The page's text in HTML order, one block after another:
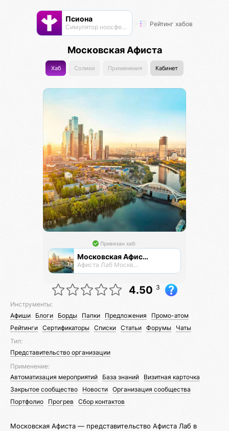
Псиона
Cимулятор ноосферы Рейтинг хабов
Московская Афиста
Хаб Солики Применения Кабинет
Привязан хаб:
Московская Афиста
Афиста Лаб Москвы и Подпосковья
4.50 3
Инструменты:
Афиши
Блоги Борды Папки Предложения
Промо-атом
Рейтинги Сертификаторы Списки Статьи Форумы
Чаты
Тип:
Представительство организации
Применение:
Автоматизация мероприятий
База знаний
Визитная карточка
Закрытое сообщество
Новости Организация сообщества
Портфолио
Прогрев Сбор контактов
Московская Афиста — представительство Афиста Лаб в